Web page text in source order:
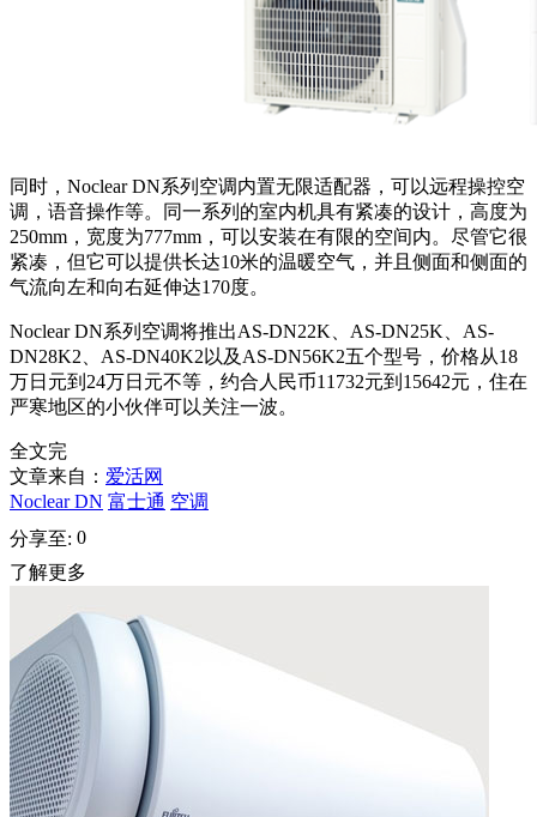
同时，Noclear DN系列空调内置无限适配器，可以远程操控空
调，语音操作等。同一系列的室内机具有紧凑的设计，高度为
250mm，宽度为777mm，可以安装在有限的空间内。尽管它很
紧凑，但它可以提供长达10米的温暖空气，并且侧面和侧面的
气流向左和向右延伸达170度。
Noclear DN系列空调将推出AS-DN22K、AS-DN25K、AS-
DN28K2、AS-DN40K2以及AS-DN56K2五个型号，价格从18
万日元到24万日元不等，约合人民币11732元到15642元，住在
严寒地区的小伙伴可以关注一波。
全文完
文章来自： 爱活网
Noclear DN 富士通 空调
分享至: 0
了解更多